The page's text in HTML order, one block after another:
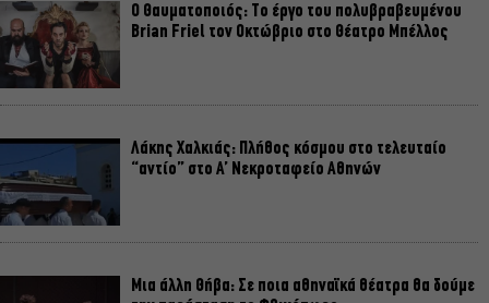
Ο Θαυματοποιός: Το έργο του πολυβραβευμένου
Brian Friel τον Οκτώβριο στο Θέατρο Μπέλλος
Λάκης Χαλκιάς: Πλήθος κόσμου στο τελευταίο
“αντίο” στο Α’ Νεκροταφείο Αθηνών
Μια άλλη Θήβα: Σε ποια αθηναϊκά θέατρα θα δούμε